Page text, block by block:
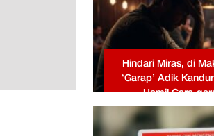
Hindari Miras, di
‘Garap’ Adik
Hamil Gara-